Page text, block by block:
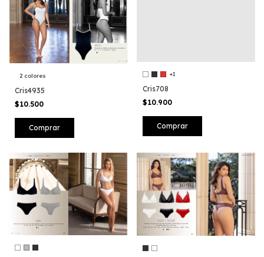
2 colores
Cris4935
$10.500
Comprar
+1
Cris708
$10.900
Comprar